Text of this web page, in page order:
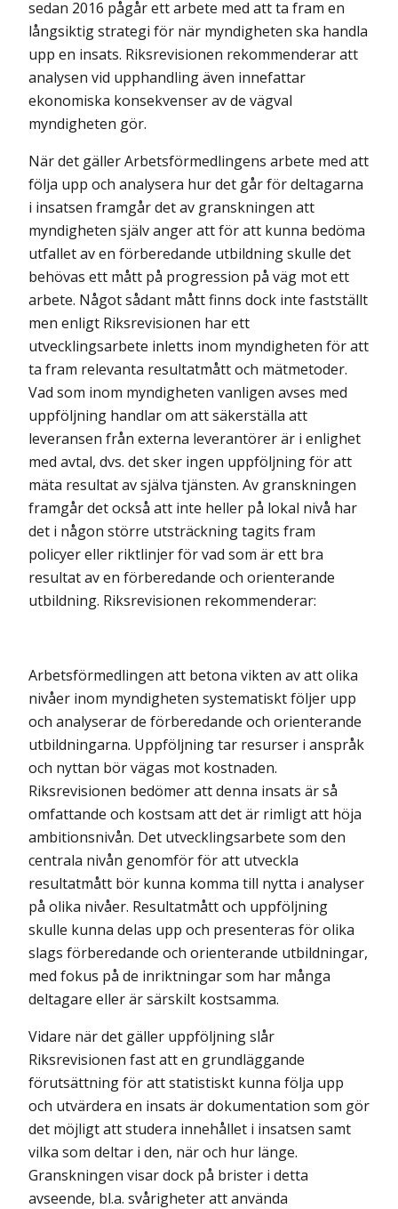
sedan 2016 pågår ett arbete med att ta fram en
långsiktig strategi för när myndigheten ska handla
upp en insats. Riksrevisionen rekommenderar att
analysen vid upphandling även innefattar
ekonomiska konsekvenser av de vägval
myndigheten gör.
När det gäller Arbetsförmedlingens arbete med att
följa upp och analysera hur det går för deltagarna
i insatsen framgår det av granskningen att
myndigheten själv anger att för att kunna bedöma
utfallet av en förberedande utbildning skulle det
behövas ett mått på progression på väg mot ett
arbete. Något sådant mått finns dock inte fastställt
men enligt Riksrevisionen har ett
utvecklingsarbete inletts inom myndigheten för att
ta fram relevanta resultatmått och mätmetoder.
Vad som inom myndigheten vanligen avses med
uppföljning handlar om att säkerställa att
leveransen från externa leverantörer är i enlighet
med avtal, dvs. det sker ingen uppföljning för att
mäta resultat av själva tjänsten. Av granskningen
framgår det också att inte heller på lokal nivå har
det i någon större utsträckning tagits fram
policyer eller riktlinjer för vad som är ett bra
resultat av en förberedande och orienterande
utbildning. Riksrevisionen rekommenderar:
Arbetsförmedlingen att betona vikten av att olika
nivåer inom myndigheten systematiskt följer upp
och analyserar de förberedande och orienterande
utbildningarna. Uppföljning tar resurser i anspråk
och nyttan bör vägas mot kostnaden.
Riksrevisionen bedömer att denna insats är så
omfattande och kostsam att det är rimligt att höja
ambitionsnivån. Det utvecklingsarbete som den
centrala nivån genomför för att utveckla
resultatmått bör kunna komma till nytta i analyser
på olika nivåer. Resultatmått och uppföljning
skulle kunna delas upp och presenteras för olika
slags förberedande och orienterande utbildningar,
med fokus på de inriktningar som har många
deltagare eller är särskilt kostsamma.
Vidare när det gäller uppföljning slår
Riksrevisionen fast att en grundläggande
förutsättning för att statistiskt kunna följa upp
och utvärdera en insats är dokumentation som gör
det möjligt att studera innehållet i insatsen samt
vilka som deltar i den, när och hur länge.
Granskningen visar dock på brister i detta
avseende, bl.a. svårigheter att använda